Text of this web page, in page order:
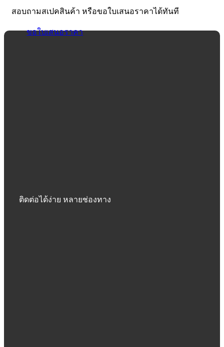
สอบถามสเปคสินค้า หรือขอใบเสนอราคาได้ทันที
ขอใบเสนอราคา
ติดต่อได้ง่าย หลายช่องทาง